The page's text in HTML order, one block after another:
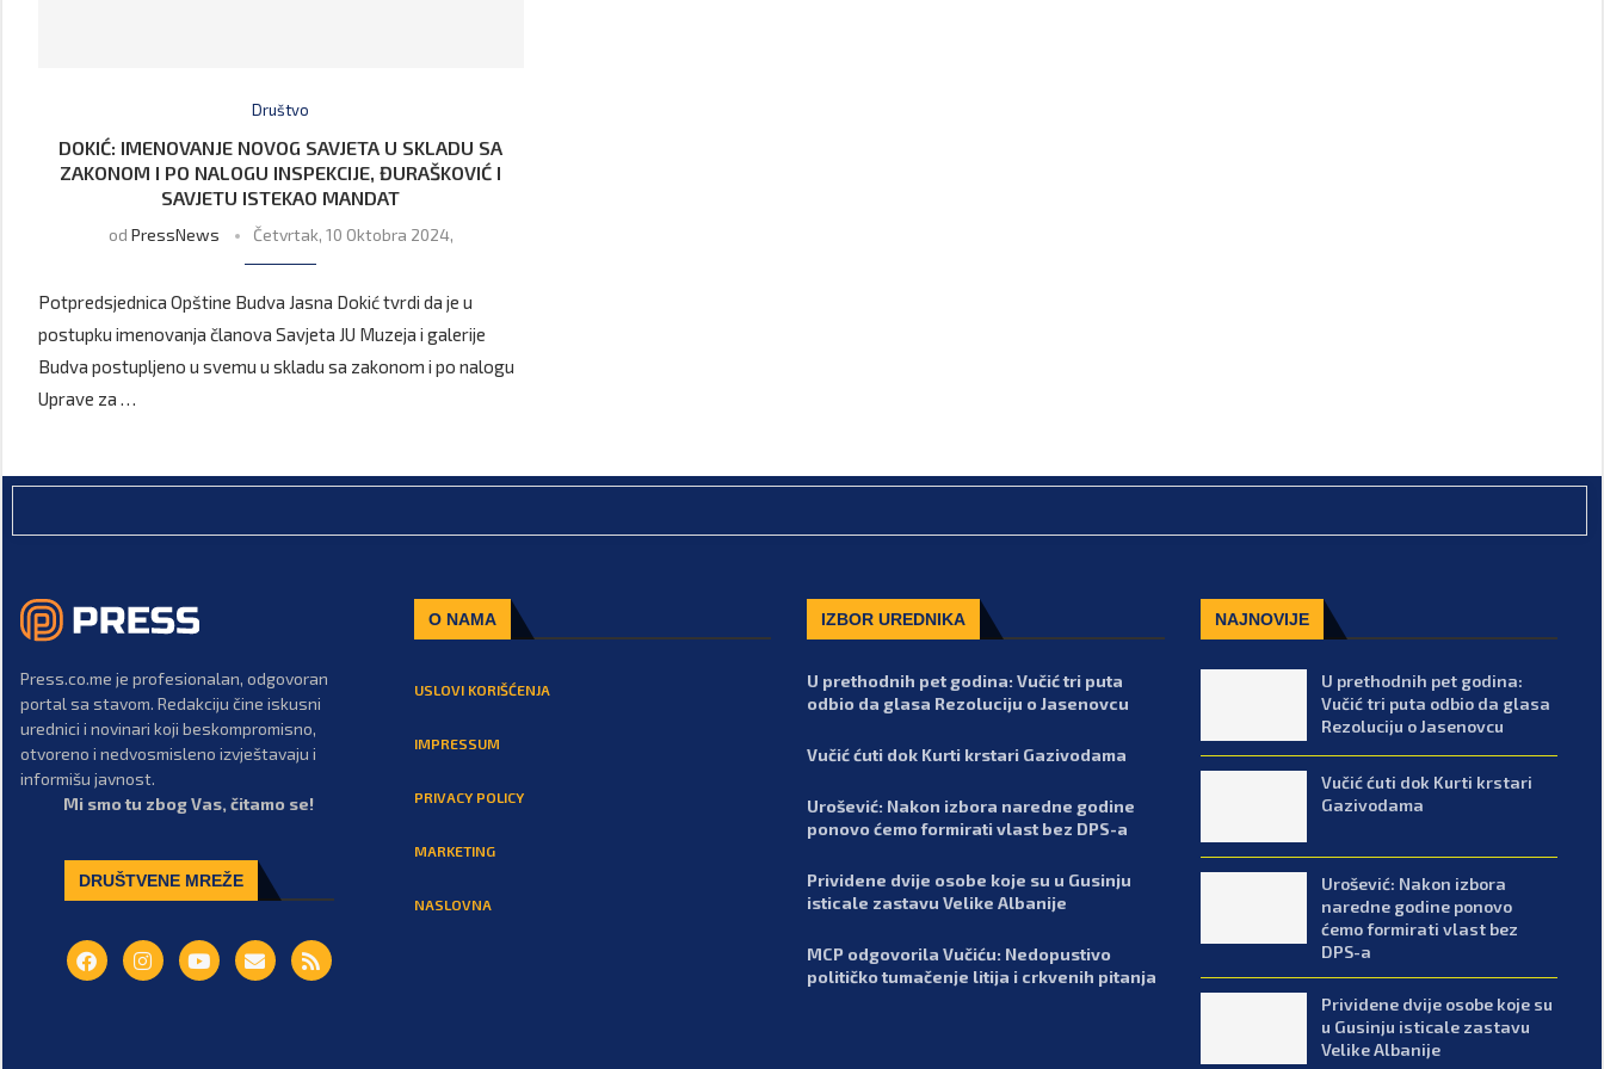
Društvo
DOKIĆ: IMENOVANJE NOVOG SAVJETA U SKLADU SA
ZAKONOM I PO NALOGU INSPEKCIJE, ĐURAŠKOVIĆ I
SAVJETU ISTEKAO MANDAT
od PressNews Četvrtak, 10 Oktobra 2024,
Potpredsjednica Opštine Budva Jasna Dokić tvrdi da je u
postupku imenovanja članova Savjeta JU Muzeja i galerije
Budva postupljeno u svemu u skladu sa zakonom i po nalogu
Uprave za …
Press.co.me je profesionalan, odgovoran
portal sa stavom. Redakciju čine iskusni
urednici i novinari koji beskompromisno,
otvoreno i nedvosmisleno izvještavaju i
informišu javnost.
Mi smo tu zbog Vas, čitamo se!
DRUŠTVENE MREŽE
O NAMA
USLOVI KORIŠĆENJA
IMPRESSUM
PRIVACY POLICY
MARKETING
NASLOVNA
IZBOR UREDNIKA
U prethodnih pet godina: Vučić tri puta
odbio da glasa Rezoluciju o Jasenovcu
Vučić ćuti dok Kurti krstari Gazivodama
Urošević: Nakon izbora naredne godine
ponovo ćemo formirati vlast bez DPS-a
Prividene dvije osobe koje su u Gusinju
isticale zastavu Velike Albanije
MCP odgovorila Vučiću: Nedopustivo
političko tumačenje litija i crkvenih pitanja
NAJNOVIJE
U prethodnih pet godina:
Vučić tri puta odbio da glasa
Rezoluciju o Jasenovcu
Vučić ćuti dok Kurti krstari
Gazivodama
Urošević: Nakon izbora
naredne godine ponovo
ćemo formirati vlast bez
DPS-a
Prividene dvije osobe koje su
u Gusinju isticale zastavu
Velike Albanije